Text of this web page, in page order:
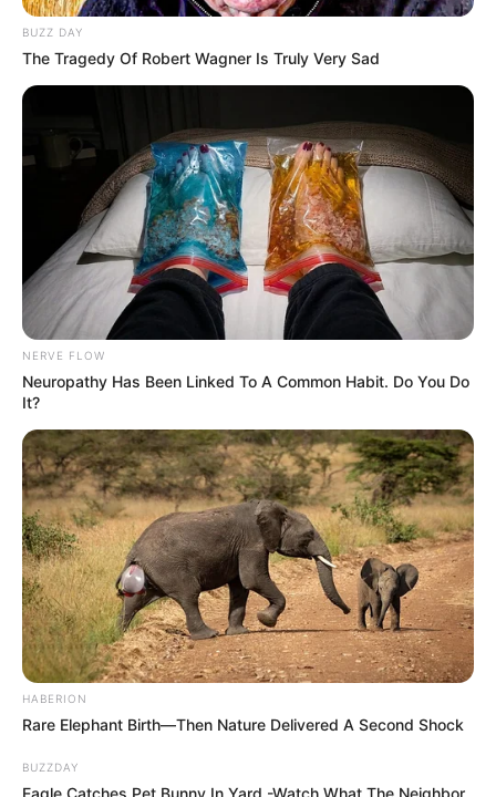
Nagyon brutális időjárás vár ránk jövőhéten, ez
Hideg téli hétvége: felhők,
mínuszok és hófúvás – aztán jön a
melegfront, de nem kímél
Aki most hétvégére tavaszillatot rendelt, az sajnos
rossz raktárból kattintott: kemény fagy, szél és
helyenként havazás adja a menüt, ráadásul hétfő
estétől újra mozgolódik a hó, kedden pedig egy
melegfront hoz csapadékot – csak épp nem
mindenhol ugyanolyat.
Szombat: szürke, de nyugodt – a hideg
marad a főszereplő
Szombaton napközben alapvetően felhős idő
várható, és csak kisebb körzetekben van esély arra,
hogy kisüssön a nap. Jó hír: számottevő csapadék
nem valószínű. A szél estig gyenge marad, vagyis a
hideg “csak” hideg lesz, nem pedig széllel tarkított,
fokkörül alakul a hőmérséklet.
BUZZ DAY
The Tragedy Of Robert Wagner Is Truly Very Sad
NERVE FLOW
Neuropathy Has Been Linked To A Common Habit. Do You Do
It?
HABERION
Rare Elephant Birth—Then Nature Delivered A Second Shock
BUZZDAY